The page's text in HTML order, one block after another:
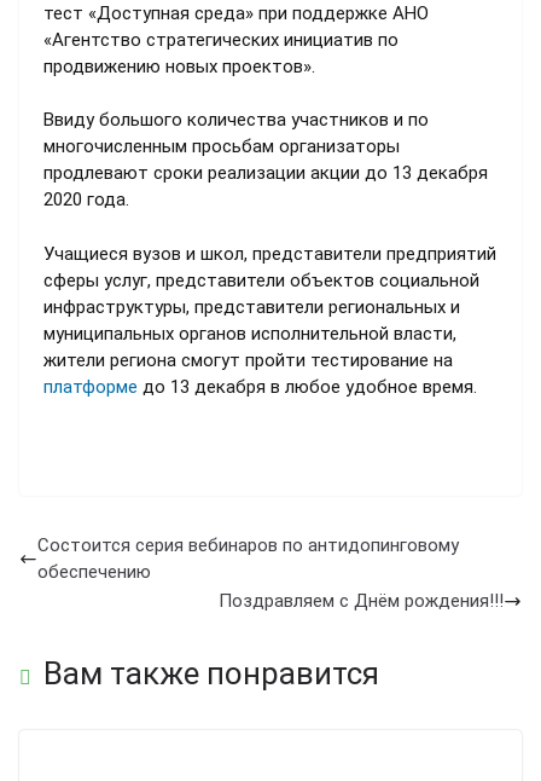
тест «Доступная среда» при поддержке АНО
«Агентство стратегических инициатив по
продвижению новых проектов».
Ввиду большого количества участников и по
многочисленным просьбам организаторы
продлевают сроки реализации акции до 13 декабря
2020 года.
Учащиеся вузов и школ, представители предприятий
сферы услуг, представители объектов социальной
инфраструктуры, представители региональных и
муниципальных органов исполнительной власти,
жители региона смогут пройти тестирование на
платформе до 13 декабря в любое удобное время.
Состоится серия вебинаров по антидопинговому
обеспечению
Поздравляем с Днём рождения!!!
Вам также понравится